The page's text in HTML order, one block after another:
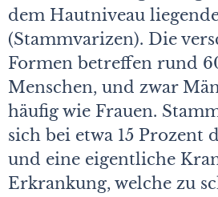
dem Hautniveau
(Stammvarizen). Die
Formen betreffen rund
Menschen, und zwar
häufig wie Frauen.
sich bei etwa 15 Prozent
und eine eigentliche
Erkrankung, welche zu